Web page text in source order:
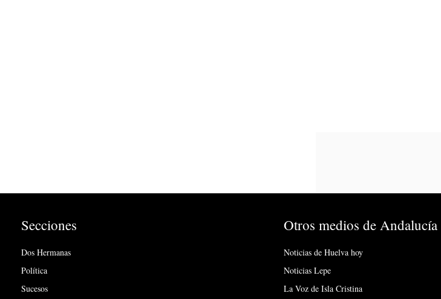
Secciones
Dos Hermanas
Política
Sucesos
Otros medios de Andalucía
Noticias de Huelva hoy
Noticias Lepe
La Voz de Isla Cristina